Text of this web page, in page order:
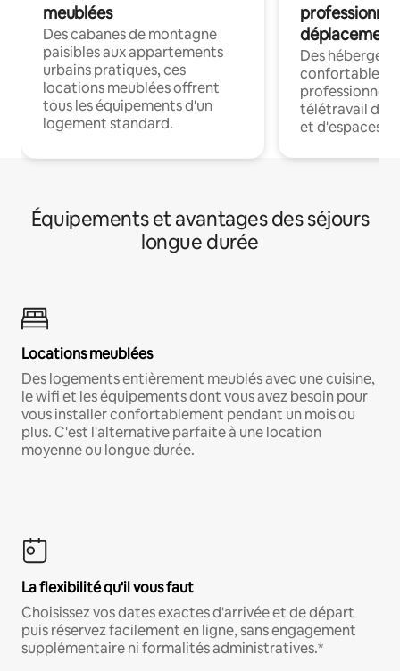
meublées
Des cabanes de montagne
paisibles aux appartements
urbains pratiques, ces
locations meublées offrent
tous les équipements d'un
logement standard.
déplacement
Des
confortables
professionnels
télétravail
et d'espaces
Équipements et avantages des séjours
longue durée
Locations meublées
Des logements entièrement meublés avec une cuisine,
le wifi et les équipements dont vous avez besoin pour
vous installer confortablement pendant un mois ou
plus. C'est l'alternative parfaite à une location
moyenne ou longue durée.
La flexibilité qu'il vous faut
Choisissez vos dates exactes d'arrivée et de départ
puis réservez facilement en ligne, sans engagement
supplémentaire ni formalités administratives.*